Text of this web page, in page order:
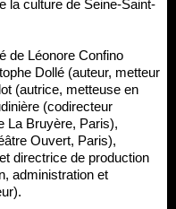
la culture de Seine-Saint-
de Léonore Confino
Dollé (auteur, metteur
(autrice, metteuse en
(codirecteur
La Bruyère, Paris),
Ouvert, Paris),
directrice de production
administration et